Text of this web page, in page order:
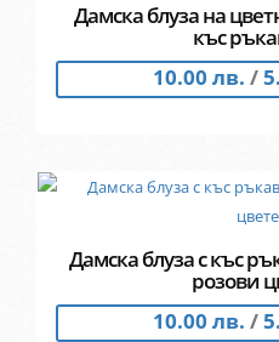
Дамска блуза на
къс
10.00 лв. /
Дамска блуза с къс
розови
10.00 лв. /